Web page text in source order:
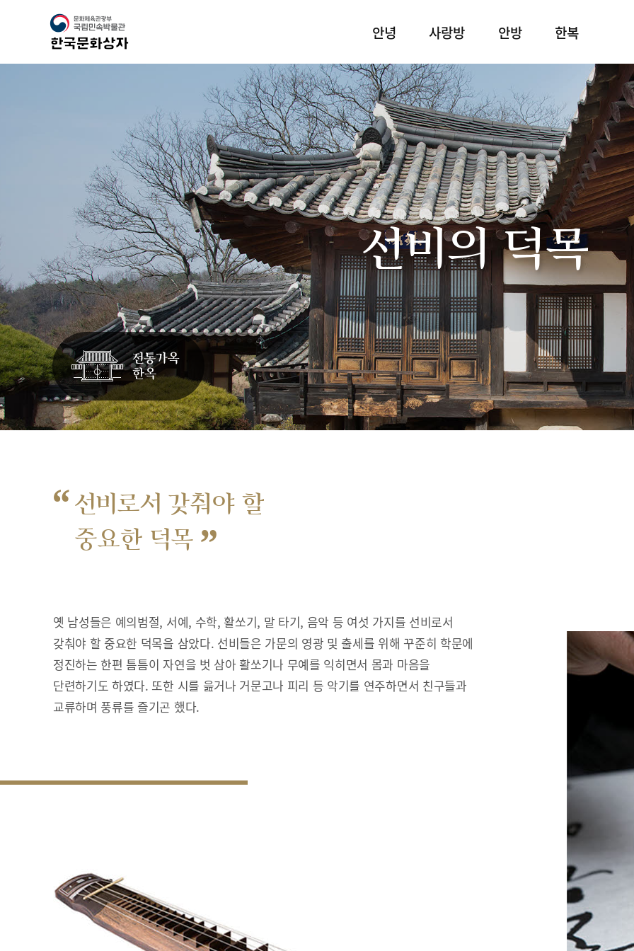
안녕 사랑방 안방 한복
선비의 덕목
“선비로서 갖춰야 할
중요한 덕목 ”
옛 남성들은 예의범절, 서예, 수학, 활쏘기, 말 타기, 음악 등 여섯 가지를 선비로서
갖춰야 할 중요한 덕목을 삼았다. 선비들은 가문의 영광 및 출세를 위해 꾸준히 학문에
정진하는 한편 틈틈이 자연을 벗 삼아 활쏘기나 무예를 익히면서 몸과 마음을
단련하기도 하였다. 또한 시를 읊거나 거문고나 피리 등 악기를 연주하면서 친구들과
교류하며 풍류를 즐기곤 했다.